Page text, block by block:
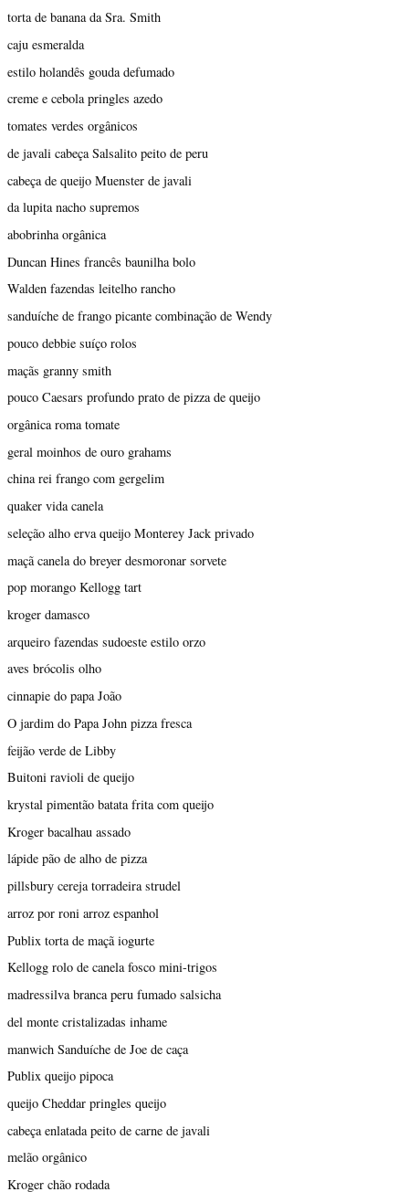
torta de banana da Sra. Smith
caju esmeralda
estilo holandês gouda defumado
creme e cebola pringles azedo
tomates verdes orgânicos
de javali cabeça Salsalito peito de peru
cabeça de queijo Muenster de javali
da lupita nacho supremos
abobrinha orgânica
Duncan Hines francês baunilha bolo
Walden fazendas leitelho rancho
sanduíche de frango picante combinação de Wendy
pouco debbie suíço rolos
maçãs granny smith
pouco Caesars profundo prato de pizza de queijo
orgânica roma tomate
geral moinhos de ouro grahams
china rei frango com gergelim
quaker vida canela
seleção alho erva queijo Monterey Jack privado
maçã canela do breyer desmoronar sorvete
pop morango Kellogg tart
kroger damasco
arqueiro fazendas sudoeste estilo orzo
aves brócolis olho
cinnapie do papa João
O jardim do Papa John pizza fresca
feijão verde de Libby
Buitoni ravioli de queijo
krystal pimentão batata frita com queijo
Kroger bacalhau assado
lápide pão de alho de pizza
pillsbury cereja torradeira strudel
arroz por roni arroz espanhol
Publix torta de maçã iogurte
Kellogg rolo de canela fosco mini-trigos
madressilva branca peru fumado salsicha
del monte cristalizadas inhame
manwich Sanduíche de Joe de caça
Publix queijo pipoca
queijo Cheddar pringles queijo
cabeça enlatada peito de carne de javali
melão orgânico
Kroger chão rodada